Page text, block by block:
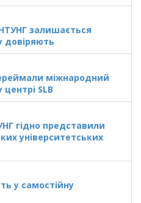
залишається
довіряють
міжнародний
SLB
гідно представили
університетських
у самостійну